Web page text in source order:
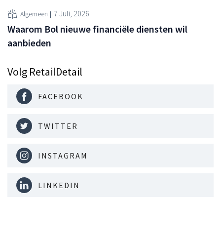
Algemeen 7 Juli, 2026
Waarom Bol nieuwe financiële diensten wil
aanbieden
Volg RetailDetail
FACEBOOK
TWITTER
INSTAGRAM
LINKEDIN